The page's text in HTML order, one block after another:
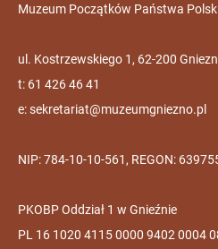
Muzeum Początków Państwa
ul. Kostrzewskiego 1, 62-200
t: 61 426 46 41
e:sekretariat@muzeumgniezno.pl
NIP: 784-10-10-561, REGON:
PKOBP Oddział 1 w Gnieźnie
PL 16 1020 4115 0000 9402 0004